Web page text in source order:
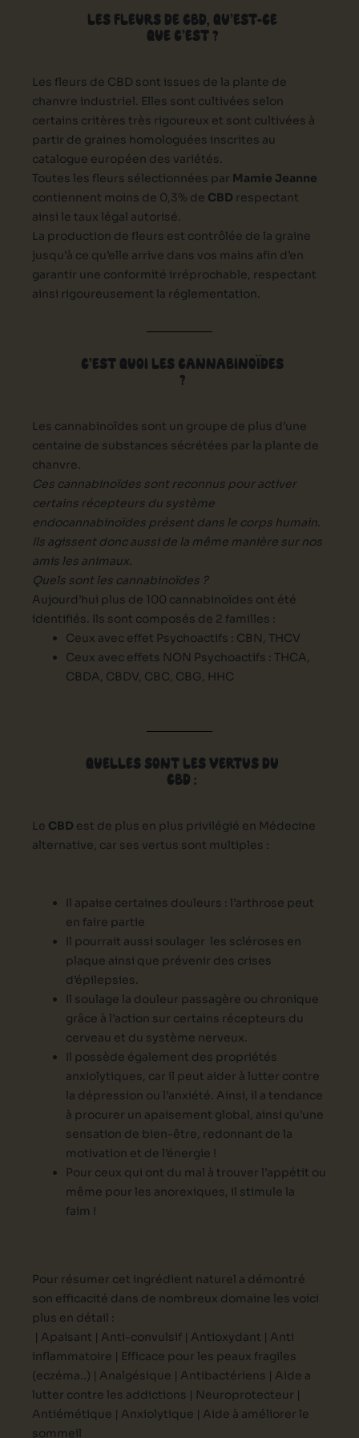
LES FLEURS DE CBD, QU’EST-CE
QUE C’EST ?
Les fleurs de CBD sont issues de la plante de
chanvre industriel. Elles sont cultivées selon
certains critères très rigoureux et sont cultivées à
partir de graines homologuées inscrites au
catalogue européen des variétés.
Toutes les fleurs sélectionnées par Mamie Jeanne
contiennent moins de 0,3% de CBD respectant
ainsi le taux légal autorisé.
La production de fleurs est contrôlée de la graine
jusqu’à ce qu’elle arrive dans vos mains afin d’en
garantir une conformité irréprochable, respectant
ainsi rigoureusement la réglementation.
C’EST QUOI LES CANNABINOÏDES
?
Les cannabinoïdes sont un groupe de plus d’une
centaine de substances sécrétées par la plante de
chanvre.
Ces cannabinoïdes sont reconnus pour activer
certains récepteurs du système
endocannabinoïdes présent dans le corps humain.
Ils agissent donc aussi de la même manière sur nos
amis les animaux.
Quels sont les cannabinoïdes ?
Aujourd’hui plus de 100 cannabinoïdes ont été
identifiés. Ils sont composés de 2 familles :
Ceux avec effet Psychoactifs : CBN, THCV
Ceux avec effets NON Psychoactifs : THCA,
CBDA, CBDV, CBC, CBG, HHC
QUELLES SONT LES VERTUS DU
CBD :
Le CBD est de plus en plus privilégié en Médecine
alternative, car ses vertus sont multiples :
Il apaise certaines douleurs : l’arthrose peut
en faire partie
Il pourrait aussi soulager les scléroses en
plaque ainsi que prévenir des crises
d’épilepsies.
Il soulage la douleur passagère ou chronique
grâce à l’action sur certains récepteurs du
cerveau et du système nerveux.
Il possède également des propriétés
anxiolytiques, car il peut aider à lutter contre
la dépression ou l’anxiété. Ainsi, il a tendance
à procurer un apaisement global, ainsi qu’une
sensation de bien-être, redonnant de la
motivation et de l’énergie !
Pour ceux qui ont du mal à trouver l’appétit ou
même pour les anorexiques, il stimule la
faim !
Pour résumer cet ingrédient naturel a démontré
son efficacité dans de nombreux domaine les voici
plus en détail :
| Apaisant | Anti-convulsif | Antioxydant | Anti
inflammatoire | Efficace pour les peaux fragiles
(eczéma..) | Analgésique | Antibactériens | Aide a
lutter contre les addictions | Neuroprotecteur |
Antiémétique | Anxiolytique | Aide à améliorer le
sommeil